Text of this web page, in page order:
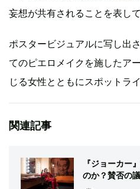
妄想が共有されることを表し
ポスタービジュアルに写し出
てのピエロメイクを施したア
じる女性とともにスポットラ
関連記事
『ジョーカー
のか？賛否の